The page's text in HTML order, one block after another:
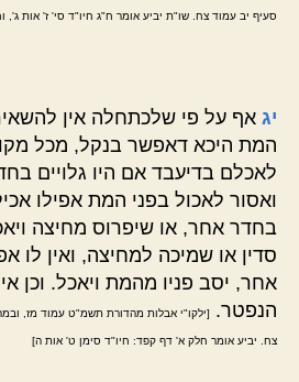
סעיף יב עמוד צח. שו"ת יביע אומר ח"ג חיו"ד סי' ז' אות ג',
יג אף על פי שלכתחלה אין
המת היכא דאפשר בנקל, מכל
לאכלם בדיעבד אם היו גלויים
ואסור לאכול בפני המת אפילו
בחדר אחר, או שיפרוס מחיצה
סדין או שמיכה למחיצה, ואין לו
אחר, יסב פניו מהמת ויאכל. וכן
הנפטר.
[ילקו"י אבלות מהדורת תשמ"ט עמוד מז,
צח. יביע אומר חלק א' דף קפד: חיו"ד סימן ט' אות ה]